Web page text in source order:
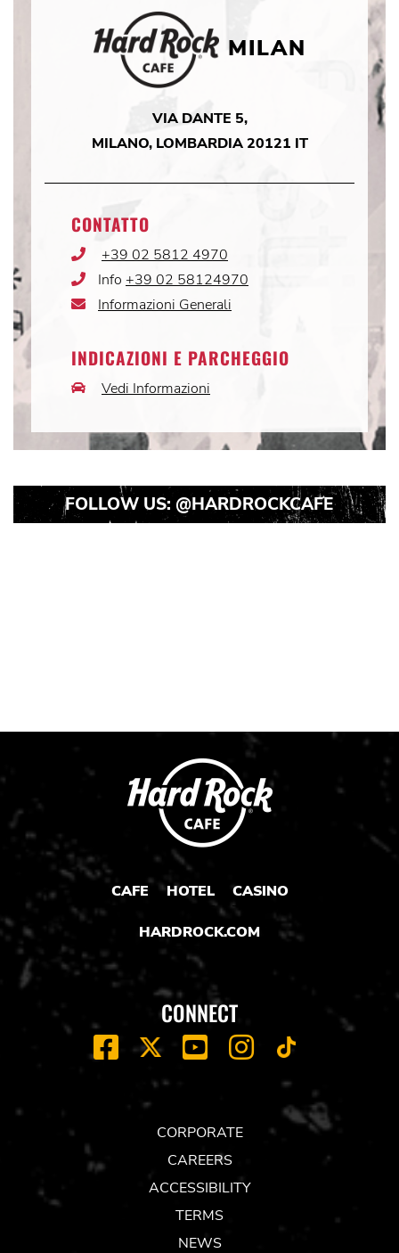
MILAN
VIA DANTE 5,
MILANO, LOMBARDIA 20121 IT
CONTATTO
Phone+39 02 5812 4970
Phone
Info +39 02 58124970
Email
Informazioni Generali
INDICAZIONI E PARCHEGGIO
CarVedi Informazioni
FOLLOW US: @HARDROCKCAFE
CAFE HOTEL CASINO
HARDROCK.COM
CONNECT
FACEBOOK
X YOUTUBEINSTAGRAM
CORPORATE
CAREERS
ACCESSIBILITY
TERMS
NEWS